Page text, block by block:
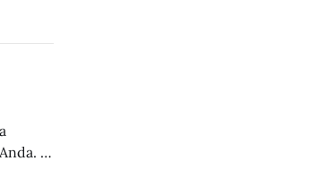
Il